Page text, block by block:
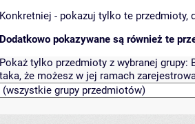
Konkretniej - pokazuj tylko te
Dodatkowo pokazywane są również te
Pokaż tylko przedmioty z wybranej grupy:
taka, że możesz w jej ramach